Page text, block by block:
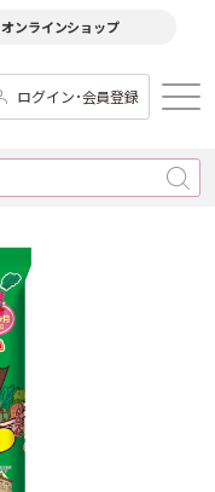
オンラインショップ
ログイン･会員登録